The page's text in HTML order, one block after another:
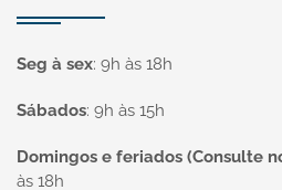
Seg à sex: 9h às 18h
Sábados: 9h às 15h
Domingos e feriados (Consulte
às 18h